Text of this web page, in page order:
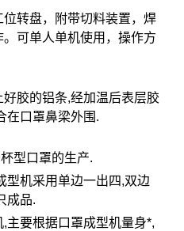
转盘，附带切料装置，焊
可单人单机使用，操作方
胶的铝条,经加温后表层胶
在口罩鼻梁外围.
型口罩的生产.
型机采用单边一出四,双边
成品.
主要根据口罩成型机量身*,